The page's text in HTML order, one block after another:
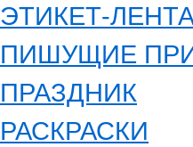
ЭТИКЕТ-
ПИШУЩИЕ
ПРАЗДНИК
РАСКРАСКИ